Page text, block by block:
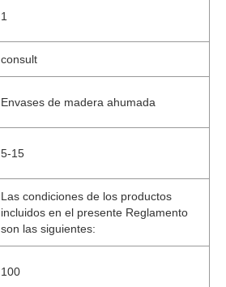
1
consult
Envases de madera ahumada
5-15
Las condiciones de los productos
incluidos en el presente Reglamento
son las siguientes:
100